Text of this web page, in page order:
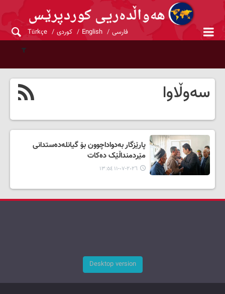
فارسی English کوردی Türkçe
سەوڵاوا
پارێزگار بەدواداچوون بۆ گیانلەدەستدانی
مێردمنداڵێک دەکات
٢٠٢٦-٠٧-١١ ١٣:٥٤
Desktop version